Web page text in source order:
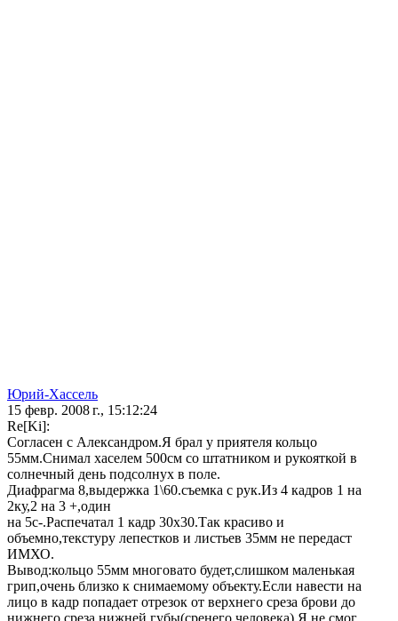
Юрий-Хассель
15 февр. 2008 г., 15:12:24
Re[Ki]:
Согласен с Александром.Я брал у приятеля кольцо
55мм.Снимал хаселем 500см со штатником и рукояткой в
солнечный день подсолнух в поле.
Диафрагма 8,выдержка 1\60.съемка с рук.Из 4 кадров 1 на
2ку,2 на 3 +,один
на 5с-.Распечатал 1 кадр 30х30.Так красиво и
объемно,текстуру лепестков и листьев 35мм не передаст
ИМХО.
Вывод:кольцо 55мм многовато будет,слишком маленькая
грип,очень близко к снимаемому объекту.Если навести на
лицо в кадр попадает отрезок от верхнего среза брови до